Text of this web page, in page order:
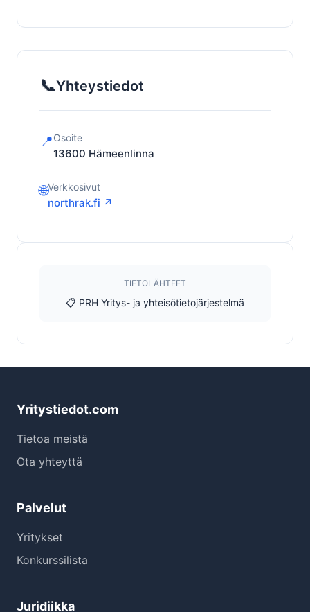
📞Yhteystiedot
📍Osoite
13600 Hämeenlinna
🌐Verkkosivut
northrak.fi ↗
TIETOLÄHTEET
📋 PRH Yritys- ja yhteisötietojärjestelmä
Yritystiedot.com
Tietoa meistä
Ota yhteyttä
Palvelut
Yritykset
Konkurssilista
Juridiikka